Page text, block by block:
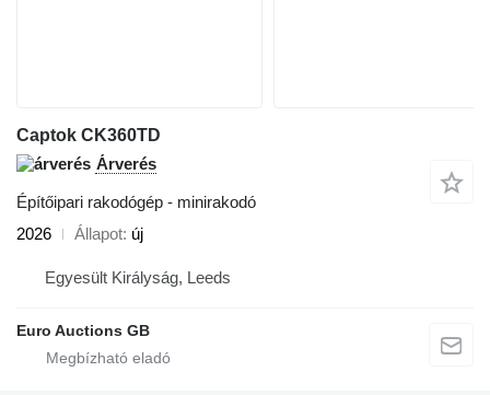
Captok CK360TD
Árverés
Építőipari rakodógép - minirakodó
2026
Állapot új
Egyesült Királyság, Leeds
Euro Auctions GB